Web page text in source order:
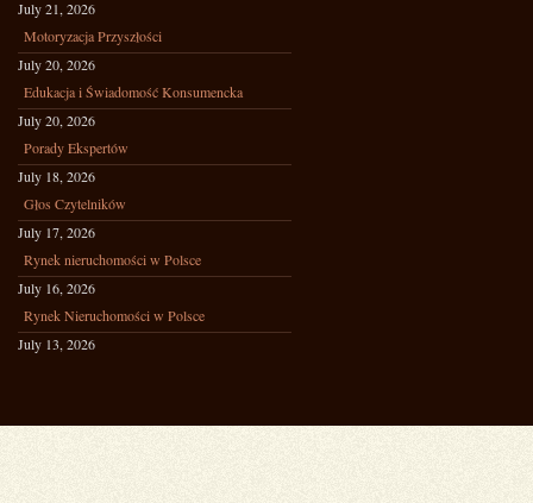
July 21, 2026
Motoryzacja Przyszłości
July 20, 2026
Edukacja i Świadomość Konsumencka
July 20, 2026
Porady Ekspertów
July 18, 2026
Głos Czytelników
July 17, 2026
Rynek nieruchomości w Polsce
July 16, 2026
Rynek Nieruchomości w Polsce
July 13, 2026